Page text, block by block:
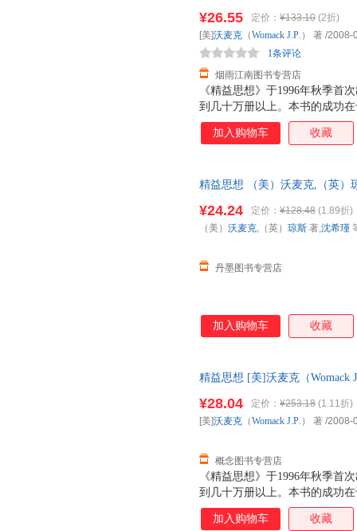
《精益思想》于1996年秋季首
到几十万册以上。本书的成功
者提供了精益的核心原则，实
大小企业推行精益的实际情况
值流动起来；依靠客户需求拉
¥26.55 定价： ¥133.10 (2折)
烟雨江南图书专营店
1条评论
[美]沃麦克 （Womack J.P.） 著 /2008-
加入购物车 收藏
精益思想 （美）沃麦克,（英）
¥24.24 定价： ¥128.48 (1.89折)
丹墨图书专营店
（美） 沃麦克,（英） 琼斯 著,沈希瑾
加入购物车 收藏
精益思想 [美]沃麦克（Womack
《精益思想》于1996年秋季首
到几十万册以上。本书的成功
者提供了精益的核心原则，实
大小企业推行精益的实际情况
¥28.04 定价： ¥253.18 (1.11折)
概念图书专营店
[美]沃麦克 （Womack J.P.） 著 /2008-
加入购物车 收藏